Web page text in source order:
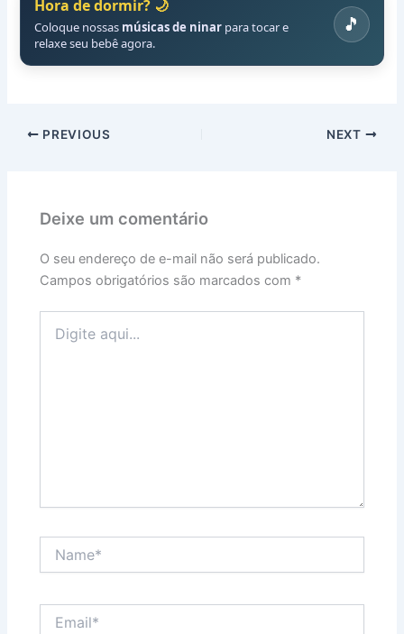
Hora de dormir? 🌙
Coloque nossas músicas de ninar para tocar e
relaxe seu bebê agora.
🎵
PREVIOUS NEXT
Deixe um comentário
O seu endereço de e-mail não será publicado.
Campos obrigatórios são marcados com *
aqui...